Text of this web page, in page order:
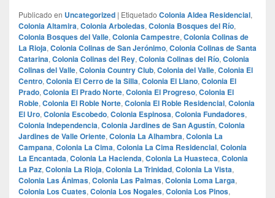
Publicado en Uncategorized | Etiquetado Colonia Aldea Residencial,
Colonia Altamira, Colonia Arboledas, Colonia Bosques del Río,
Colonia Bosques del Valle, Colonia Campestre, Colonia Colinas de
La Rioja, Colonia Colinas de San Jerónimo, Colonia Colinas de Santa
Catarina, Colonia Colinas del Rey, Colonia Colinas del Río, Colonia
Colinas del Valle, Colonia Country Club, Colonia del Valle, Colonia El
Centro, Colonia El Cerro de la Silla, Colonia El Llano, Colonia El
Prado, Colonia El Prado Norte, Colonia El Progreso, Colonia El
Roble, Colonia El Roble Norte, Colonia El Roble Residencial, Colonia
El Uro, Colonia Escobedo, Colonia Espinosa, Colonia Fundadores,
Colonia Independencia, Colonia Jardines de San Agustín, Colonia
Jardines de Valle Oriente, Colonia La Alhambra, Colonia La
Campana, Colonia La Cima, Colonia La Cima Residencial, Colonia
La Encantada, Colonia La Hacienda, Colonia La Huasteca, Colonia
La Paz, Colonia La Rioja, Colonia La Trinidad, Colonia La Vista,
Colonia Las Ánimas, Colonia Las Palmas, Colonia Loma Larga,
Colonia Los Cuates, Colonia Los Nogales, Colonia Los Pinos,